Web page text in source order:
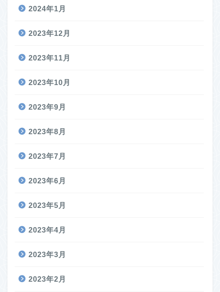
2024年1月
2023年12月
2023年11月
2023年10月
2023年9月
2023年8月
2023年7月
2023年6月
2023年5月
2023年4月
2023年3月
2023年2月